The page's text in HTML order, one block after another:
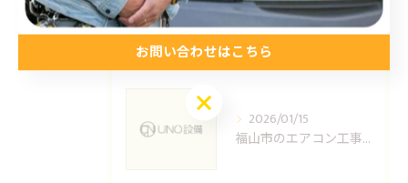
最近の投稿 Recent Posts
2026/01/15
福山市のエアコン工事ならUNO設備へどうぞ
お問い合わせはこちら
お問い合わせはこちら